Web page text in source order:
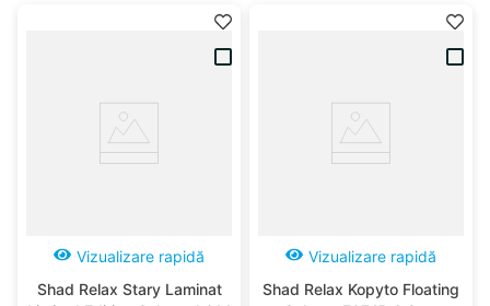
Vizualizare rapidă
Shad Relax Stary Laminat
Vizualizare rapidă
Shad Relax Kopyto Floating